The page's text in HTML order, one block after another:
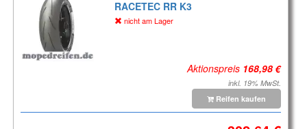
RACETEC RR K3
nicht am Lager
Aktionspreis
inkl. 19% MwSt.
Reifen kaufen